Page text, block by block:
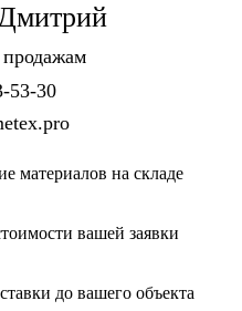
53-30
материалов на складе
вашей заявки
до вашего объекта